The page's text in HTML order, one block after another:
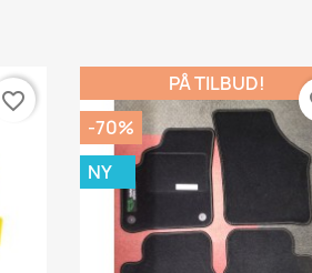
favorite_border
PÅ TILBUD!
-70%
NY